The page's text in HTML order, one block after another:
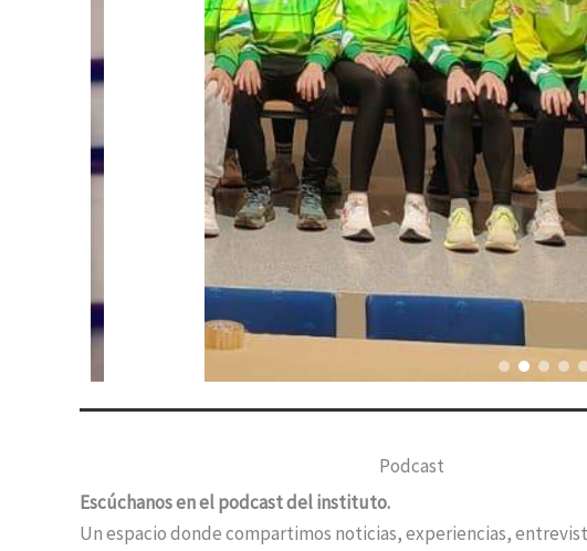
Podcast
Escúchanos en el podcast del instituto.
Un espacio donde compartimos noticias, experiencias,